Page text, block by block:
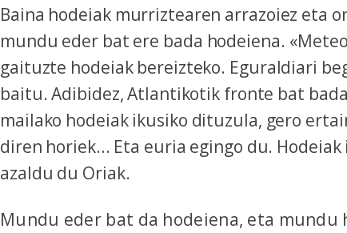
Baina hodeiak murriztearen arrazoiez eta
mundu eder bat ere bada hodeiena.
gaituzte hodeiak bereizteko. Eguraldiari
baitu. Adibidez, Atlantikotik fronte bat
mailako hodeiak ikusiko dituzula, gero
diren horiek... Eta euria egingo du.
azaldu du Oriak.
Mundu eder bat da hodeiena, eta mundu